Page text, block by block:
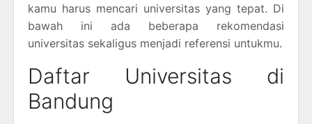
kamu harus mencari universitas yang tepat. Di
bawah ini ada beberapa rekomendasi
universitas sekaligus menjadi referensi untukmu.
Daftar Universitas di
Bandung